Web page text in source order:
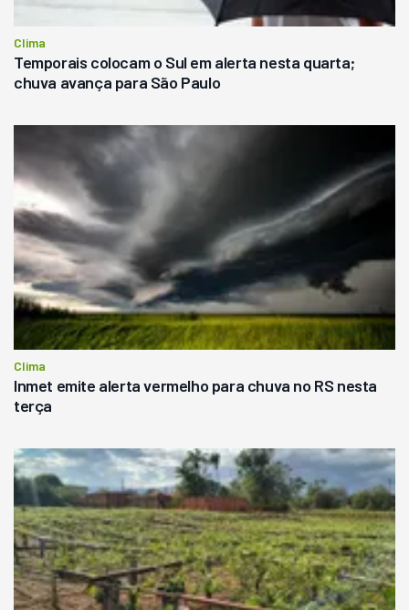
Clima
Temporais colocam o Sul em alerta nesta quarta;
chuva avança para São Paulo
Clima
Inmet emite alerta vermelho para chuva no RS nesta
terça